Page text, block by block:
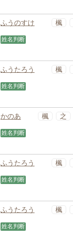
ふうのすけ 楓
姓名判断
ふうたろう 楓
姓名判断
かのあ 楓 之
姓名判断
ふうたろう 楓
姓名判断
ふうたろう 楓
姓名判断